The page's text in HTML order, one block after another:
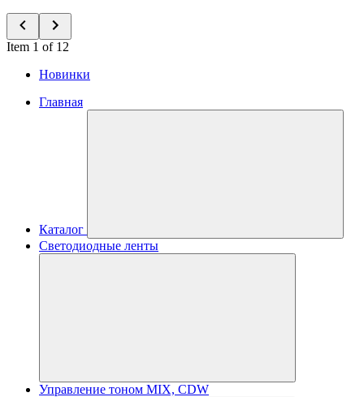
Item 1 of 12
Новинки
Главная
Каталог
Светодиодные ленты
Управление тоном MIX, CDW